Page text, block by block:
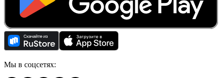
Мы в соцсетях: